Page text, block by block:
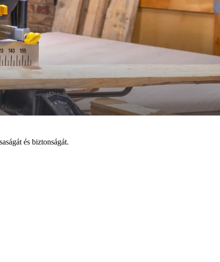
és biztonságát.